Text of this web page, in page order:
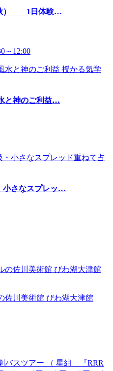
秋） 1日体験…
～12:00
と神のご利益…
さなスプレッ…
佐川美術館 びわ湖大津館